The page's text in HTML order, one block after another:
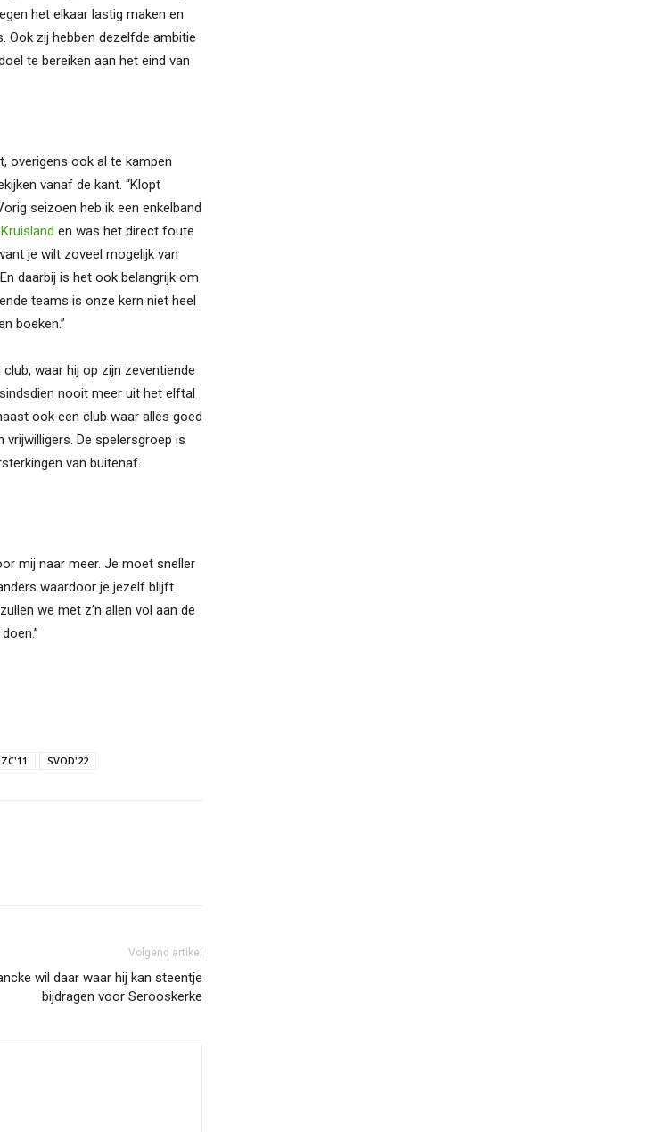
het elkaar lastig maken en
Ook zij hebben dezelfde ambitie
te bereiken aan het eind van
overigens ook al te kampen
vanaf de kant. “Klopt
seizoen heb ik een enkelband
Kruisland en was het direct foute
je wilt zoveel mogelijk van
daarbij is het ook belangrijk om
teams is onze kern niet heel
boeken.”
waar hij op zijn zeventiende
nooit meer uit het elftal
ook een club waar alles goed
De spelersgroep is
van buitenaf.
mij naar meer. Je moet sneller
waardoor je jezelf blijft
we met z’n allen vol aan de
SVOD'22
Volgend artikel
wil daar waar hij kan steentje
bijdragen voor Serooskerke